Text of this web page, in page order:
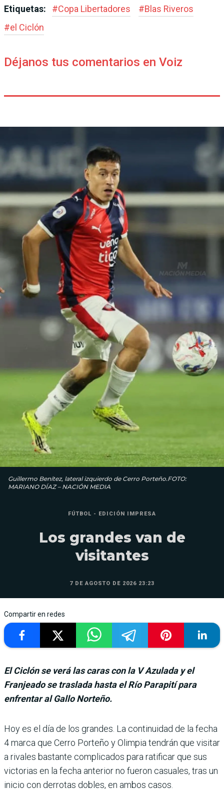
Etiquetas: #Copa Libertadores #Blas Riveros
#el Ciclón
Déjanos tus comentarios en Voiz
Guillermo Benítez, lateral izquierdo de Cerro Porteño.FOTO:
MARIANO DÍAZ – NACIÓN MEDIA
FÚTBOL - EDICIÓN IMPRESA
Los grandes van de
visitantes
7 DE AGOSTO DE 2026 23:23
Compartir en redes
El Ciclón se verá las caras con la V Azulada y el
Franjeado se traslada hasta el Río Parapití para
enfrentar al Gallo Norteño.
Hoy es el día de los grandes. La conti­nuidad de la fecha
4 marca que Cerro Porteño y Olimpia tendrán que visi­tar
a rivales bastante com­plicados para ratificar que sus
victorias en la fecha anterior no fueron casua­les, tras un
inicio con derro­tas dobles, en ambos casos.